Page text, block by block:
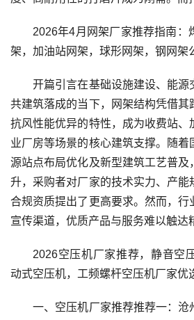
2026年4月网架厂家推荐指南：
架，加油站网架，球形网架，钢网架
开篇引言在基础设施建设、能源
共建筑落成的当下，网架结构凭借其
抗风性能优异的特性，成为收费站、
业厂房等场景的核心建筑支撑。随
源站点布局优化及新型建筑工艺普及
升，采购者对厂家的技术实力、产能
合规资质提出了更高要求。然而，行
宣传渠道，优质产品与服务难以触达
2026空压机厂家推荐，静音空
动式空压机，工频螺杆空压机厂家优
一、空压机厂家推荐推荐一：沧